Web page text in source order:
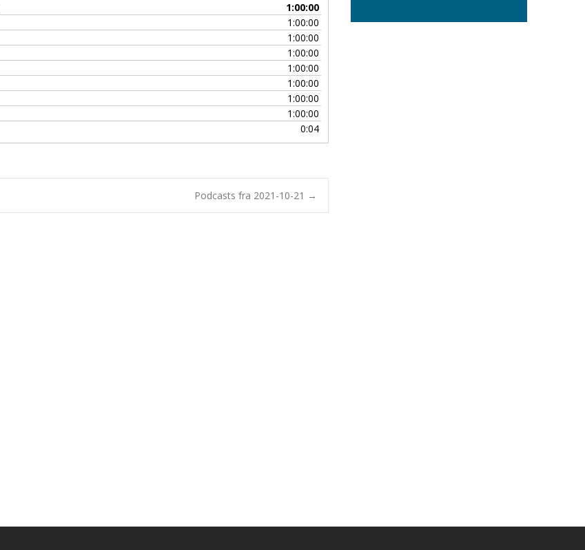
for
at
skrue
op
eller
ned
lyden.
1:00:00
1:00:00
1:00:00
1:00:00
1:00:00
1:00:00
1:00:00
1:00:00
0:04
Podcasts fra 2021-10-21 →